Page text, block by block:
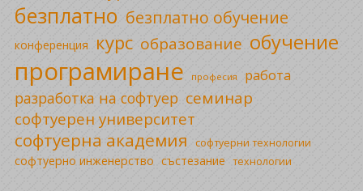
безплатно безплатно обучение
конференция курс образование обучение
програмиране професия работа
разработка на софтуер семинар
софтуерен университет
софтуерна академия софтуерни технологии
софтуерно инженерство състезание технологии